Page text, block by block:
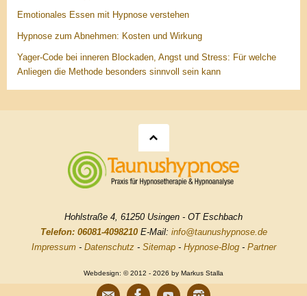
Emotionales Essen mit Hypnose verstehen
Hypnose zum Abnehmen: Kosten und Wirkung
Yager-Code bei inneren Blockaden, Angst und Stress: Für welche
Anliegen die Methode besonders sinnvoll sein kann
Hohlstraße 4, 61250 Usingen - OT Eschbach
Telefon: 06081-4098210E-Mail: info@taunushypnose.de
Impressum- Datenschutz- Sitemap- Hypnose-Blog- Partner
Webdesign: © 2012 - 2026 by Markus Stalla